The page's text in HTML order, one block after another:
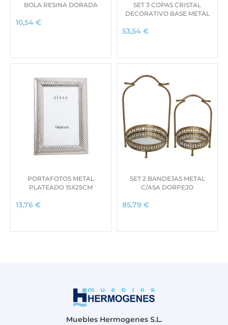
BOLA RESINA DORADA
10,54 €
SET 3 COPAS CRISTAL
DECORATIVO BASE METAL
53,54 €
PORTAFOTOS METAL
PLATEADO 15X25CM
13,76 €
SET 2 BANDEJAS METAL
C/ASA DORPEJO
85,79 €
Muebles Hermogenes S.L.